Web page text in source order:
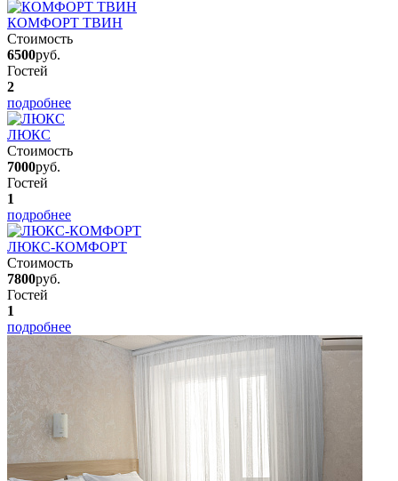
КОМФОРТ ТВИН
Стоимость
6500руб.
Гостей
2
подробнее
ЛЮКС
Стоимость
7000руб.
Гостей
1
подробнее
ЛЮКС-КОМФОРТ
Стоимость
7800руб.
Гостей
1
подробнее